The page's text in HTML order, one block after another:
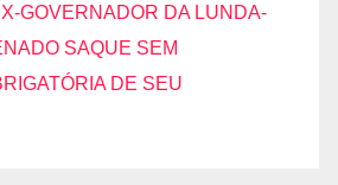
GOVERNADOR DA LUNDA-
SAQUE SEM
DE SEU